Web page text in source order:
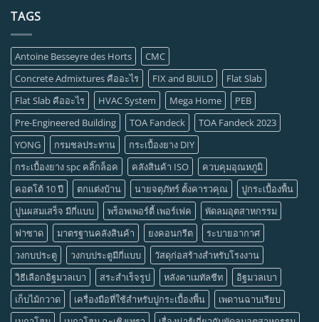
TAGS
Antoine Besseyre des Horts
CMC
Concrete Admixtures คืออะไร
FIX and BUILD
Flat Slab
Flat Slab คืออะไร
HVAC System Mega Home
PEB
Pre-Engineered Building
TOA Fandeck
TOA Fandeck 2023
YONG
กรมชลประทาน
กระเบื้องยาง DIY
กระเบื้องยาง spc คลิ๊กล็อค
คลังสินค้า ISO
ควบคุมอุณหภูมิ
คอตโต้ 10 ปี
ตกแต่งบ้าน นายจตุภัทร์ ตั้งคารวคุณ
ปูกระเบื้องพื้น
ปูนผสมเสร็จ มีกี่แบบ
พร็อพเพอร์ตี้ เพอร์เฟค
พัดลมอุตสาหกรรม
ฟาซาด
มาตรฐานคลังสินค้า ยงคอนกรีต
ระบายอากาศ
วงกบประตู
วงกบประตูมีกี่แบบ
วัสดุก่อสร้างสำหรับโรงงาน
วิธีเลือกอิฐมวลเบา
สระสำเร็จรูป หลังคาเมทัลชีท
อิฐมวลเบา
เก็บไม้กวาด
เครื่องมือที่ใช้สำหรับปูกระเบื้องพื้น
เพดานฉาบเรียบ